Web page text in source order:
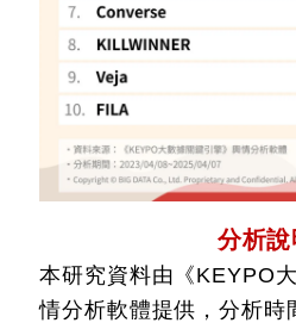
分析說
本研究資料由《KEYPO
情分析軟體提供，分析時